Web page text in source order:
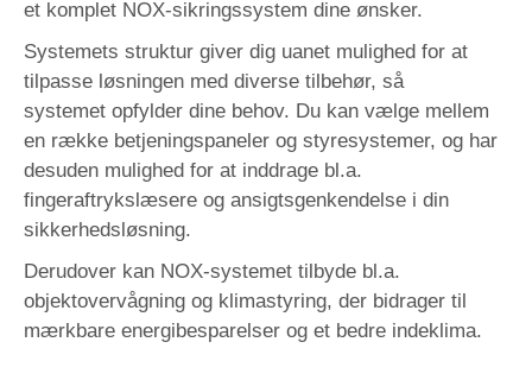
et komplet NOX-sikringssystem dine ønsker.
Systemets struktur giver dig uanet mulighed for at
tilpasse løsningen med diverse tilbehør, så
systemet opfylder dine behov. Du kan vælge mellem
en række betjeningspaneler og styresystemer, og har
desuden mulighed for at inddrage bl.a.
fingeraftrykslæsere og ansigtsgenkendelse i din
sikkerhedsløsning.
Derudover kan NOX-systemet tilbyde bl.a.
objektovervågning og klimastyring, der bidrager til
mærkbare energibesparelser og et bedre indeklima.